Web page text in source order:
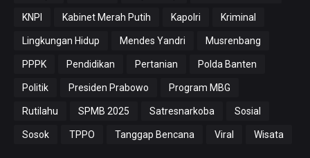
KNPI Kabinet Merah Putih Kapolri Kriminal
Lingkungan Hidup Mendes Yandri Musrenbang
PPPK Pendidikan Pertanian Polda Banten
Politik Presiden Prabowo Program MBG
Rutilahu SPMB 2025 Satresnarkoba Sosial
Sosok TPPO Tanggap Bencana Viral Wisata